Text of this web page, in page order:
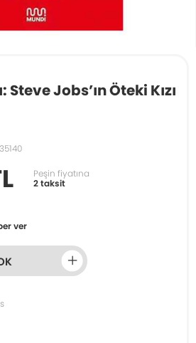
Jobs’ın Öteki Kızı
Peşin fiyatına
2 taksit
ver